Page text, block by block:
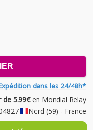
dans les 24/48h*
de 5.99€en Mondial Relay
Nord (59) - France